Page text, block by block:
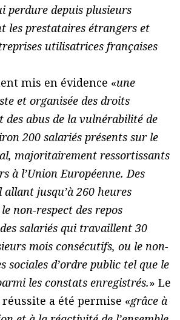
perdure depuis plusieurs
les prestataires étrangers et
utilisatrices françaises
mis en évidence «une
et organisée des droits
des abus de la vulnérabilité de
200 salariés présents sur le
majoritairement ressortissants
à l’Union Européenne. Des
jusqu’à 260 heures
non-respect des repos
salariés qui travaillent 30
mois consécutifs, ou le non-
sociales d’ordre public tel que le
les constats enregistrés.» Le
a été permise «grâce à